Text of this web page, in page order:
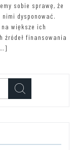
sobie sprawę, że
dysponować.
większe ich
źródeł finansowania